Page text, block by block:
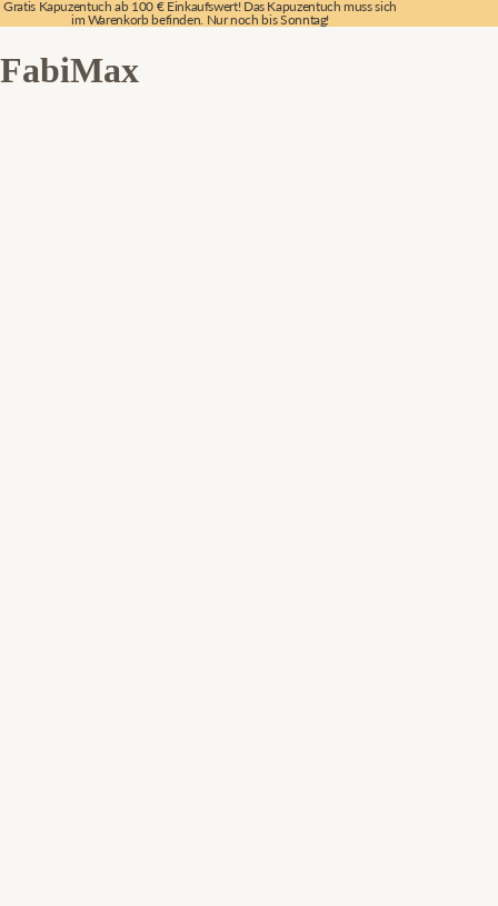
Gratis Kapuzentuch ab 100 € Einkaufswert! Das Kapuzentuch muss sich
im Warenkorb befinden. Nur noch bis Sonntag!
FabiMax